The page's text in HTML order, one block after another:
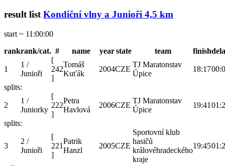
result list Kondiční vlny a Junioři 4,5 km
start ~ 11:00:00
rankrank/cat. # name yearstate team finish
1
1 /
Junioři
[
242
]
Tomáš
Kuťák
2004CZE
TJ Maratonstav
Úpice
18:17
splits:
2
1 /
Juniorky
[
222
]
Petra
Havlová
2006CZE
TJ Maratonstav
Úpice
19:41
splits:
3
2 /
Junioři
[
221
]
Patrik
Hanzl
2005CZE
Sportovní klub
hasičů
královéhradeckého
kraje
19:45